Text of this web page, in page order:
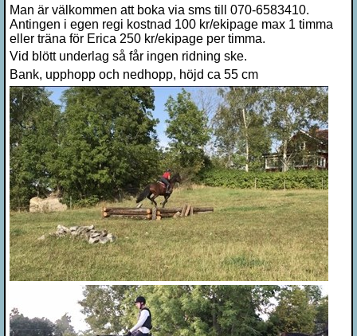
Man är välkommen att boka via sms till 070-6583410.
Antingen i egen regi kostnad 100 kr/ekipage max 1 timma
eller träna för Erica 250 kr/ekipage per timma.
Vid blött underlag så får ingen ridning ske.
Bank, upphopp och nedhopp, höjd ca 55 cm